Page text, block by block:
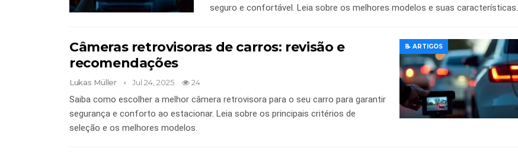
seguro e confortável. Leia sobre os melhores modelos e suas características.
📝 ARTIGOS
Câmeras retrovisoras de carros: revisão e
recomendações
Lukas Müller Jul 24, 2025 24
Saiba como escolher a melhor câmera retrovisora ​​para o seu carro para garantir
segurança e conforto ao estacionar. Leia sobre os principais critérios de
seleção e os melhores modelos.